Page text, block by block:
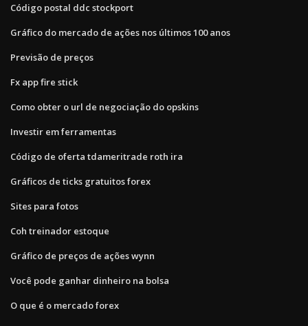
Código postal ddc stockport
Gráfico do mercado de ações nos últimos 100 anos
Previsão de preços
Fx app fire stick
Como obter o url de negociação do opskins
Investir em ferramentas
Código de oferta tdameritrade roth ira
Gráficos de ticks gratuitos forex
Sites para fotos
Coh treinador estoque
Gráfico de preços de ações wynn
Você pode ganhar dinheiro na bolsa
O que é o mercado forex